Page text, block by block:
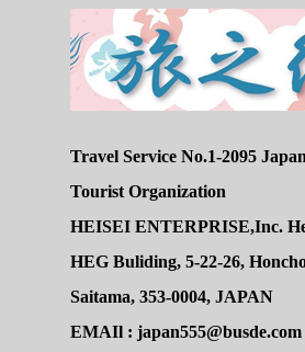
Travel Service No.1-2095
Tourist Organization
HEISEI ENTERPRISE,Inc.
HEG Buliding, 5-22-26,
Saitama, 353-0004, JAPAN
EMAIl : japan555@busde.com